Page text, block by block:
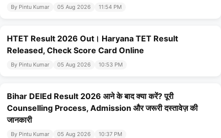
By Pintu Kumar 05 Aug 2026 11:54 PM
HTET Result 2026 Out। Haryana TET Result
Released, Check Score Card Online
By Pintu Kumar 05 Aug 2026 10:53 PM
Bihar DElEd Result 2026 आने के बाद क्या करें? पूरी
Counselling Process, Admission और जरूरी दस्तावेज़ की
जानकारी
By Pintu Kumar 05 Aug 2026 10:37 PM